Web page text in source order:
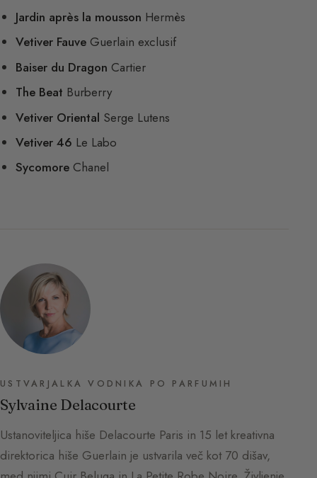
Jardin après la mousson Hermès
Vetiver Fauve Guerlain exclusif
Baiser du Dragon Cartier
The Beat Burberry
Vetiver Oriental Serge Lutens
Vetiver 46 Le Labo
Sycomore Chanel
USTVARJALKA VODNIKA PO PARFUMIH
Sylvaine Delacourte
Ustanoviteljica hiše Delacourte Paris in 15 let kreativna
direktorica hiše Guerlain je ustvarila več kot 70 dišav,